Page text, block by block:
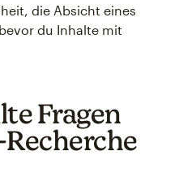
die Absicht eines
du Inhalte mit
Fragen